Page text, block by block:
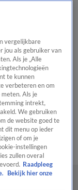
categorieën Laatste
vergelijkbare
jou als gebruiker van
Als je „Alle
te kunnen
verbeteren en om
Als je
intrekt,
We gebruiken
de website goed te
dit menu op ieder
of om je
instellingen
zullen overal
Raadpleeg
Bekijk hier onze